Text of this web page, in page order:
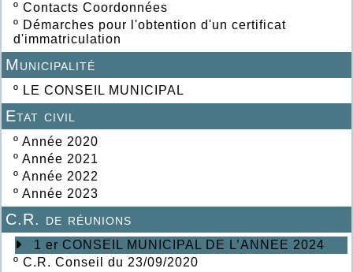
º Contacts Coordonnées
º Démarches pour l'obtention d'un certificat
d'immatriculation
Municipalité
º LE CONSEIL MUNICIPAL
Etat civil
º Année 2020
º Année 2021
º Année 2022
º Année 2023
C.R. de réunions
1 er CONSEIL MUNICIPAL DE L’ANNEE 2024
º C.R. Conseil du 23/09/2020